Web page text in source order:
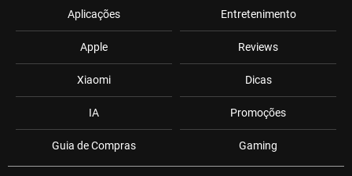
Aplicações
Apple
Xiaomi
IA
Guia de Compras
Entretenimento
Reviews
Dicas
Promoções
Gaming